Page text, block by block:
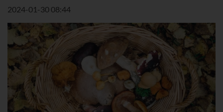
2024-01-30 08:44